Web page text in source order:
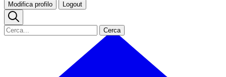
Modifica profilo Logout
Cerca